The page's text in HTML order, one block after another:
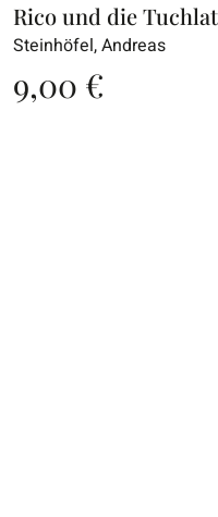
Rico und die
Steinhöfel, Andreas
9,00 €